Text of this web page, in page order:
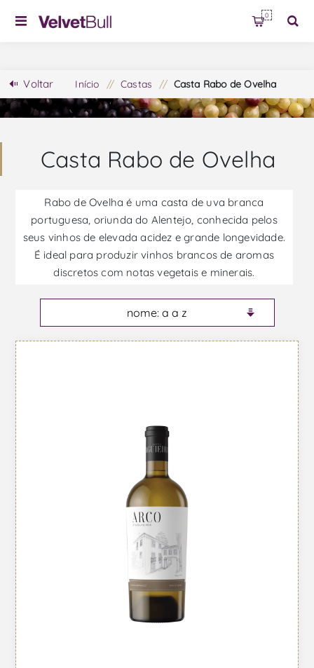
0
Voltar Início / Castas / Casta Rabo de Ovelha
Casta Rabo de Ovelha
Rabo de Ovelha é uma casta de uva branca
portuguesa, oriunda do Alentejo, conhecida pelos
seus vinhos de elevada acidez e grande longevidade.
É ideal para produzir vinhos brancos de aromas
discretos com notas vegetais e minerais.